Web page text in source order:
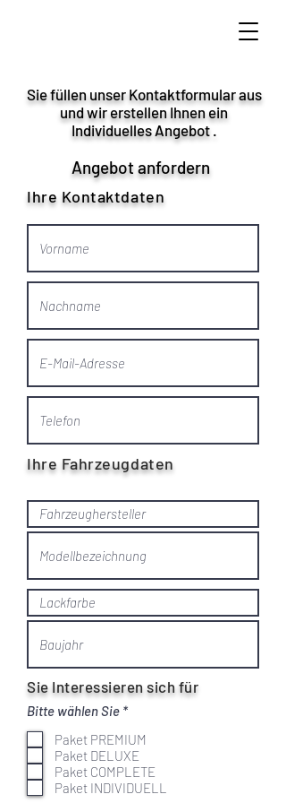
Sie füllen unser Kontaktformular aus
und wir erstellen Ihnen ein
Individuelles Angebot .
Angebot anfordern
Ihre Kontaktdaten
Ihre Fahrzeugdaten
Sie Interessieren sich für
Bitte wählen Sie *P
l
i
c
h
t
Paket PREMIUM
Paket DELUXE
Paket COMPLETE
Paket INDIVIDUELL